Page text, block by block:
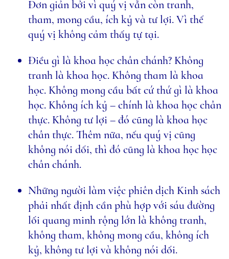
Đơn giản bởi vì quý vị vẫn còn tranh,
tham, mong cầu, ích kỷ và tư lợi. Vì thế
quý vị không cảm thấy tự tại.
Điều gì là khoa học chân chánh? Không
tranh là khoa học. Không tham là khoa
học. Không mong cầu bất cứ thứ gì là khoa
học. Không ích kỷ – chính là khoa học chân
thực. Không tư lợi – đó cũng là khoa học
chân thực. Thêm nữa, nếu quý vị cũng
không nói dối, thì đó cũng là khoa học học
chân chánh.
Những người làm việc phiên dịch Kinh sách
phải nhất định cần phù hợp với sáu đường
lối quang minh rộng lớn là không tranh,
không tham, không mong cầu, không ích
kỷ, không tư lợi và không nói dối.